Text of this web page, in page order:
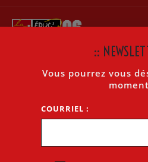
::
Vous pourrez vous
COURRIEL :